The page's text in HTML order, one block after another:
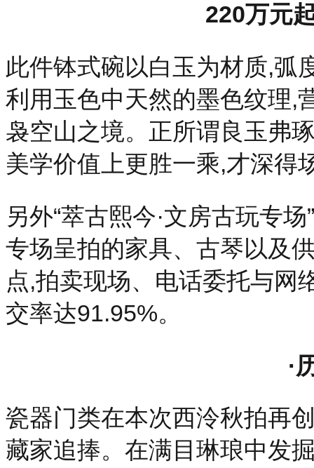
220万元
此件钵式碗以白玉为材质,弧
利用玉色中天然的墨色纹理,
袅空山之境。正所谓良玉弗
美学价值上更胜一乘,才深得
另外“萃古熙今·文房古玩专
专场呈拍的家具、古琴以及
点,拍卖现场、电话委托与网
交率达91.95%。
·
瓷器门类在本次西泠秋拍再
藏家追捧。在满目琳琅中发